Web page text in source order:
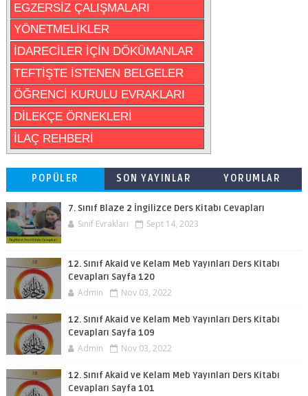
EGZERSİZ ÇALIŞMALARI
YÖNETMELİKLER
İDARECİLER İÇİN DÖKÜMANLAR
TEFTİŞTE İSTENEN BELGELER
ÖĞRENCİ KURULU EVRAKLARI
DİLEKÇE ÖRNEKLERİ
İLAÇ REHBERİ
POPÜLER SON YAYINLAR YORUMLAR
7. Sınıf Blaze 2 İngilizce Ders Kitabı Cevapları
Sınıf Evrakları Sept 14, 2023
12. Sınıf Akaid ve Kelam Meb Yayınları Ders Kitabı
Cevapları Sayfa 120
Admin Nov 03, 2022
12. Sınıf Akaid ve Kelam Meb Yayınları Ders Kitabı
Cevapları Sayfa 109
Admin Nov 03, 2022
12. Sınıf Akaid ve Kelam Meb Yayınları Ders Kitabı
Cevapları Sayfa 101